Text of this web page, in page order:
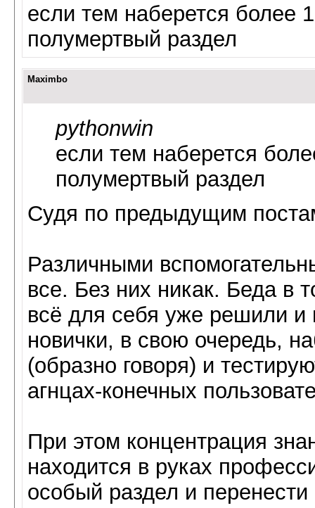
если тем наберется более
полумертвый раздел
Maximbo
pythonwin
если тем наберется
полумертвый раздел
Судя по предыдущим
Различными
все. Без них никак. Беда в
всё для себя уже решили
новички, в свою очередь,
(образно говоря) и
агнцах-конечных
При этом концентрация
находится в руках
особый раздел и